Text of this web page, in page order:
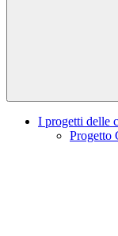
I progetti delle
Progetto